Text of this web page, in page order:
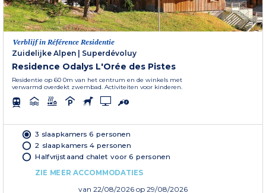
Verblijf in Référence Residentie
Zuidelijke Alpen
Superdévoluy
Residence Odalys L'Orée des Pistes
Residentie op 60 0m van het centrum en de winkels met
verwarmd overdekt zwembad. Activiteiten voor kinderen.
3 slaapkamers 6 personen
2 slaapkamers 4 personen
Halfvrijstaand chalet voor 6 personen
ZIE MEER ACCOMMODATIES
van 22/08/2026 op 29/08/2026